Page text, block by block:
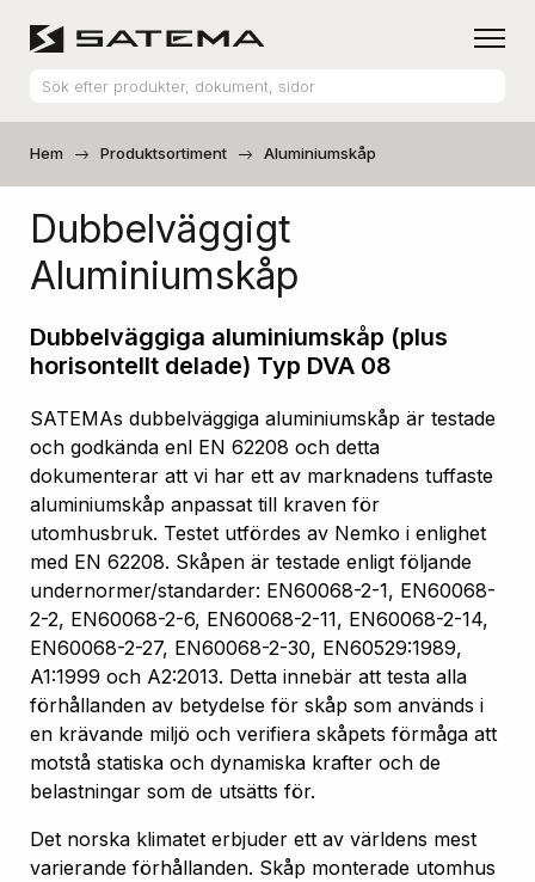
Hem Produktsortiment Aluminiumskåp
Dubbelväggigt
Aluminiumskåp
Dubbelväggiga aluminiumskåp (plus
horisontellt delade) Typ DVA 08
SATEMAs dubbelväggiga aluminiumskåp är testade
och godkända enl EN 62208 och detta
dokumenterar att vi har ett av marknadens tuffaste
aluminiumskåp anpassat till kraven för
utomhusbruk. Testet utfördes av Nemko i enlighet
med EN 62208. Skåpen är testade enligt följande
undernormer/standarder: EN60068-2-1, EN60068-
2-2, EN60068-2-6, EN60068-2-11, EN60068-2-14,
EN60068-2-27, EN60068-2-30, EN60529:1989,
A1:1999 och A2:2013. Detta innebär att testa alla
förhållanden av betydelse för skåp som används i
en krävande miljö och verifiera skåpets förmåga att
motstå statiska och dynamiska krafter och de
belastningar som de utsätts för.
Det norska klimatet erbjuder ett av världens mest
varierande förhållanden. Skåp monterade utomhus